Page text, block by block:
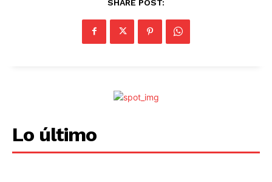
SHARE POST:
Lo último